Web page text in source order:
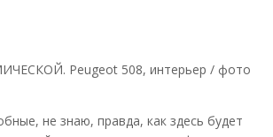
Peugeot 508, интерьер / фото
не знаю, правда, как здесь будет